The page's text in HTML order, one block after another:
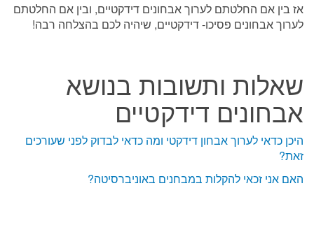
אז בין אם החלטתם לערוך אבחונים דידקטיים, ובין אם החלטתם
לערוך אבחונים פסיכו- דידקטיים, שיהיה לכם בהצלחה רבה!
שאלות ותשובות בנושא
אבחונים דידקטיים
היכן כדאי לערוך אבחון דידקטי ומה כדאי לבדוק לפני שעורכים
זאת?
האם אני זכאי להקלות במבחנים באוניברסיטה?